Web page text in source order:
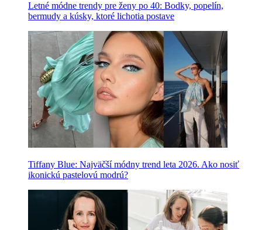
Letné módne trendy pre ženy po 40: Bodky, popelín,
bermudy a kúsky, ktoré lichotia postave
Tiffany Blue: Najväčší módny trend leta 2026. Ako nosiť
ikonickú pastelovú modrú?